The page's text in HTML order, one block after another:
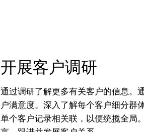
开展客户调研
通过调研了解更多有关客户的信息。
户满意度。深入了解每个客户细分群
单个客户记录相关联，以便统揽全局